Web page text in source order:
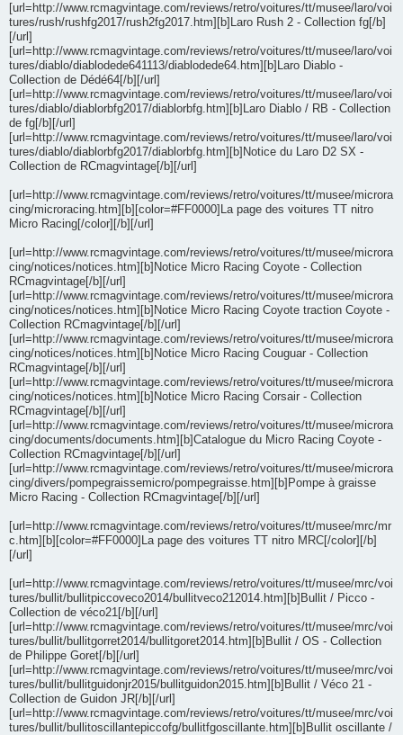
[url=http://www.rcmagvintage.com/reviews/retro/voitures/tt/musee/laro/voi
tures/rush/rushfg2017/rush2fg2017.htm][b]Laro Rush 2 - Collection fg[/b]
[/url]
[url=http://www.rcmagvintage.com/reviews/retro/voitures/tt/musee/laro/voi
tures/diablo/diablodede641113/diablodede64.htm][b]Laro Diablo -
Collection de Dédé64[/b][/url]
[url=http://www.rcmagvintage.com/reviews/retro/voitures/tt/musee/laro/voi
tures/diablo/diablorbfg2017/diablorbfg.htm][b]Laro Diablo / RB - Collection
de fg[/b][/url]
[url=http://www.rcmagvintage.com/reviews/retro/voitures/tt/musee/laro/voi
tures/diablo/diablorbfg2017/diablorbfg.htm][b]Notice du Laro D2 SX -
Collection de RCmagvintage[/b][/url]
[url=http://www.rcmagvintage.com/reviews/retro/voitures/tt/musee/microra
cing/microracing.htm][b][color=#FF0000]La page des voitures TT nitro
Micro Racing[/color][/b][/url]
[url=http://www.rcmagvintage.com/reviews/retro/voitures/tt/musee/microra
cing/notices/notices.htm][b]Notice Micro Racing Coyote - Collection
RCmagvintage[/b][/url]
[url=http://www.rcmagvintage.com/reviews/retro/voitures/tt/musee/microra
cing/notices/notices.htm][b]Notice Micro Racing Coyote traction Coyote -
Collection RCmagvintage[/b][/url]
[url=http://www.rcmagvintage.com/reviews/retro/voitures/tt/musee/microra
cing/notices/notices.htm][b]Notice Micro Racing Couguar - Collection
RCmagvintage[/b][/url]
[url=http://www.rcmagvintage.com/reviews/retro/voitures/tt/musee/microra
cing/notices/notices.htm][b]Notice Micro Racing Corsair - Collection
RCmagvintage[/b][/url]
[url=http://www.rcmagvintage.com/reviews/retro/voitures/tt/musee/microra
cing/documents/documents.htm][b]Catalogue du Micro Racing Coyote -
Collection RCmagvintage[/b][/url]
[url=http://www.rcmagvintage.com/reviews/retro/voitures/tt/musee/microra
cing/divers/pompegraissemicro/pompegraisse.htm][b]Pompe à graisse
Micro Racing - Collection RCmagvintage[/b][/url]
[url=http://www.rcmagvintage.com/reviews/retro/voitures/tt/musee/mrc/mr
c.htm][b][color=#FF0000]La page des voitures TT nitro MRC[/color][/b]
[/url]
[url=http://www.rcmagvintage.com/reviews/retro/voitures/tt/musee/mrc/voi
tures/bullit/bullitpiccoveco2014/bullitveco212014.htm][b]Bullit / Picco -
Collection de véco21[/b][/url]
[url=http://www.rcmagvintage.com/reviews/retro/voitures/tt/musee/mrc/voi
tures/bullit/bullitgorret2014/bullitgoret2014.htm][b]Bullit / OS - Collection
de Philippe Goret[/b][/url]
[url=http://www.rcmagvintage.com/reviews/retro/voitures/tt/musee/mrc/voi
tures/bullit/bullitguidonjr2015/bullitguidon2015.htm][b]Bullit / Véco 21 -
Collection de Guidon JR[/b][/url]
[url=http://www.rcmagvintage.com/reviews/retro/voitures/tt/musee/mrc/voi
tures/bullit/bullitoscillantepiccofg/bullitfgoscillante.htm][b]Bullit oscillante /